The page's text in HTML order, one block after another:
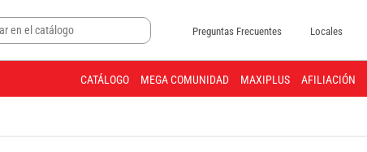
Preguntas Frecuentes Locales
CATÁLOGO MEGA COMUNIDAD MAXIPLUS AFILIACIÓN